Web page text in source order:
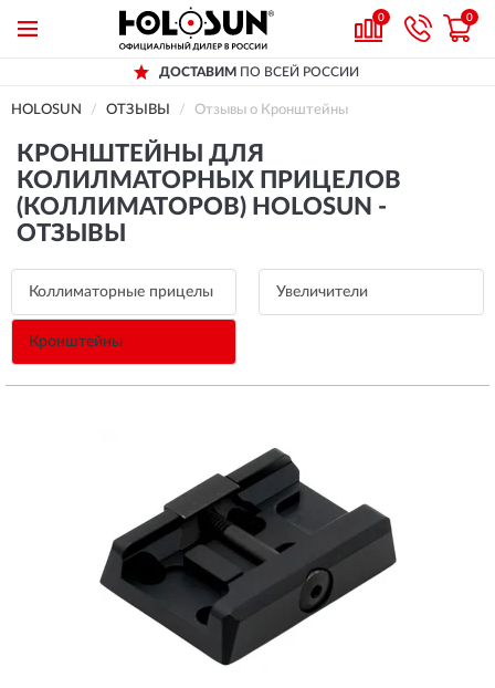
0 0
ДОСТАВИМ ПО ВСЕЙ РОССИИ
HOLOSUN ОТЗЫВЫ Отзывы о Кронштейны
КРОНШТЕЙНЫ ДЛЯ
КОЛИЛМАТОРНЫХ ПРИЦЕЛОВ
(КОЛЛИМАТОРОВ) HOLOSUN -
ОТЗЫВЫ
Коллиматорные прицелы Увеличители
Кронштейны